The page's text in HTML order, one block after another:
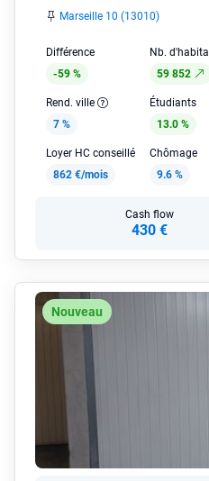
Marseille 10 (13010)
Différence
-59 %
Nb.
59 852
Rend. ville
7 %
Étudiants
13.0 %
Loyer HC conseillé
862 €/mois
Chômage
9.6 %
Cash flow
430 €
Nouveau